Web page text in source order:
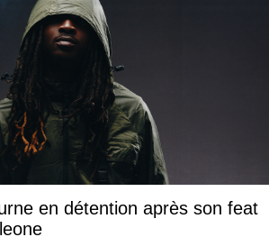
en détention après son feat